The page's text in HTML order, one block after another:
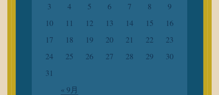
« 9月
3
4 5 6 7 8
9
10
11 12 13 14 15
16
17
18 19 20 21 22
23
24
25 26 27 28 29
30
31